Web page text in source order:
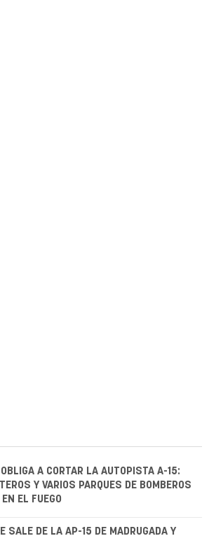
A CORTAR LA AUTOPISTA A-15:
Y VARIOS PARQUES DE BOMBEROS
EN EL FUEGO
SALE DE LA AP-15 DE MADRUGADA Y